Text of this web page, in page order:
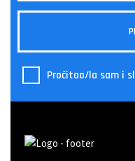
Pročitao/la sam i